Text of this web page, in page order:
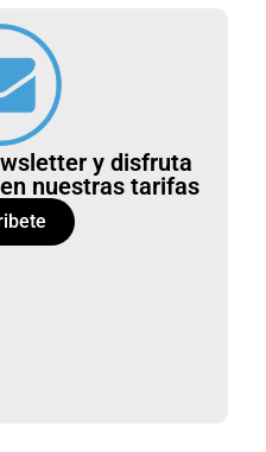
y disfruta
nuestras tarifas